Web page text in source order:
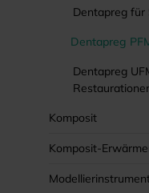
Dentapreg für
Dentapreg
Dentapreg
Komposit
Komposit-